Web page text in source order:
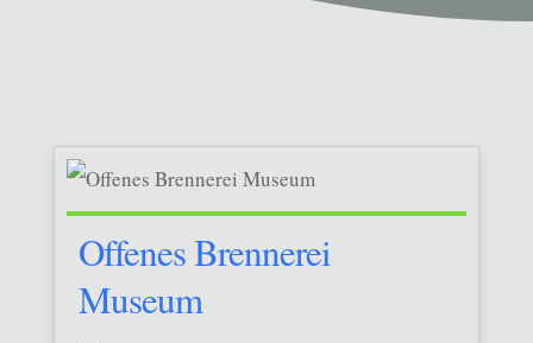
Offenes Brennerei
Museum